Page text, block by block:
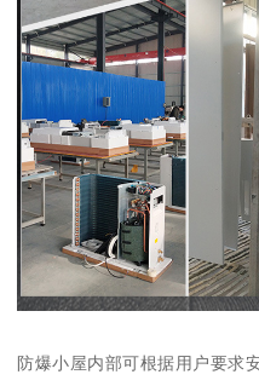
防爆小屋内部可根据用户要求